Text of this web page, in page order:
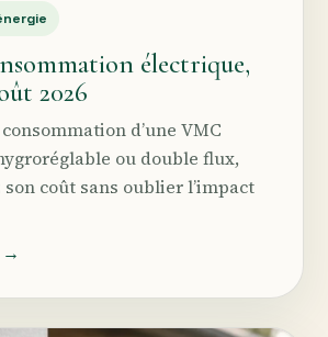
électrique,
2026
d’une VMC
ou double flux,
coût sans oublier l’impact
→